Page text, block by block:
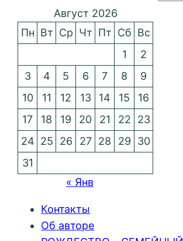
Август 2026
Пн Вт Ср Чт Пт Сб Вс
1
2
3
4 5 6 7 8
9
10
11 12 13 14 15
16
17
18 19 20 21 22
23
24 25 26 27 28 29
30
31
« Янв
Контакты
Об авторе